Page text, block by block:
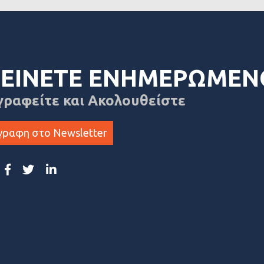
και Ακολουθείστε
στο Newsletter